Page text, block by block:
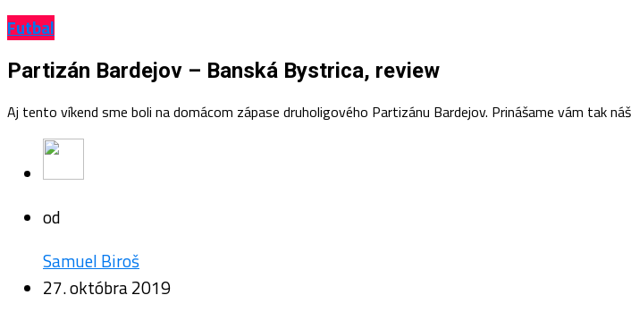
Futbal
Partizán Bardejov – Banská Bystrica, review
Aj tento víkend sme boli na domácom zápase druholigového Partizánu Bardejov. Prinášame vám tak
od
Samuel Biroš
27. októbra 2019